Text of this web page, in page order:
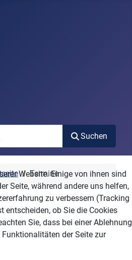
Suchen
Termine
Website. Einige von ihnen sind
Seite, während andere uns helfen,
zu verbessern (Tracking
entscheiden, ob Sie die Cookies
Sie, dass bei einer Ablehnung
der Seite zur